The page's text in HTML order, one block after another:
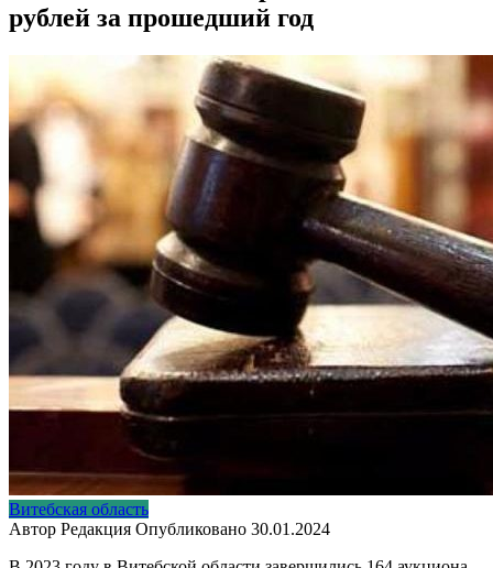
рублей за прошедший год
Витебская область
Автор Редакция Опубликовано 30.01.2024